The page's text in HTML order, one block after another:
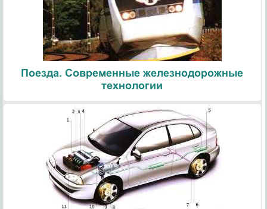
Поезда. Современные железнодорожные
технологии